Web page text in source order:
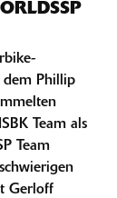
dem Phillip
Team als
Team
Gerloff